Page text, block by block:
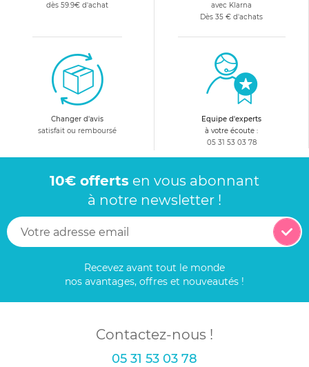
dès 59.9€ d'achat
avec Klarna
Dès 35 € d'achats
Changer d'avis
satisfait ou remboursé
Equipe d'experts
à votre écoute :
05 31 53 03 78
10€ offerts en vous abonnant
à notre newsletter !
Recevez avant tout le monde
nos avantages, offres et nouveautés !
Contactez-nous !
05 31 53 03 78